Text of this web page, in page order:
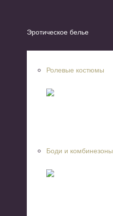
Эротическое белье
Ролевые костюмы
Боди и комбинезоны